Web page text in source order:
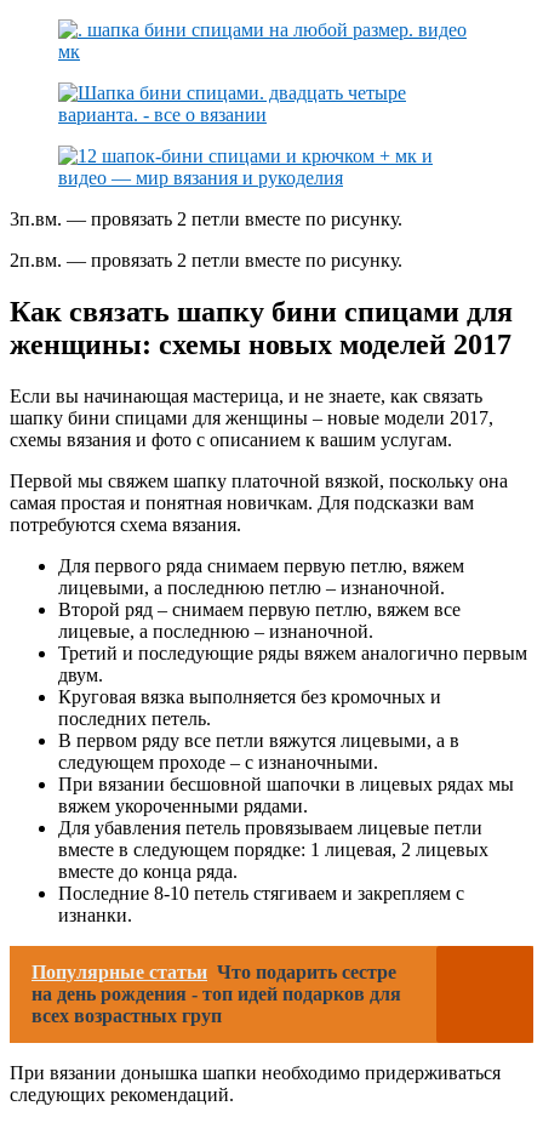
3п.вм. — провязать 2 петли вместе по рисунку.
2п.вм. — провязать 2 петли вместе по рисунку.
Как связать шапку бини спицами для
женщины: схемы новых моделей 2017
Если вы начинающая мастерица, и не знаете, как связать
шапку бини спицами для женщины – новые модели 2017,
схемы вязания и фото с описанием к вашим услугам.
Первой мы свяжем шапку платочной вязкой, поскольку она
самая простая и понятная новичкам. Для подсказки вам
потребуются схема вязания.
Для первого ряда снимаем первую петлю, вяжем
лицевыми, а последнюю петлю – изнаночной.
Второй ряд – снимаем первую петлю, вяжем все
лицевые, а последнюю – изнаночной.
Третий и последующие ряды вяжем аналогично первым
двум.
Круговая вязка выполняется без кромочных и
последних петель.
В первом ряду все петли вяжутся лицевыми, а в
следующем проходе – с изнаночными.
При вязании бесшовной шапочки в лицевых рядах мы
вяжем укороченными рядами.
Для убавления петель провязываем лицевые петли
вместе в следующем порядке: 1 лицевая, 2 лицевых
вместе до конца ряда.
Последние 8-10 петель стягиваем и закрепляем с
изнанки.
Популярные статьи Что подарить сестре
на день рождения - топ идей подарков для
всех возрастных груп
При вязании донышка шапки необходимо придерживаться
следующих рекомендаций.